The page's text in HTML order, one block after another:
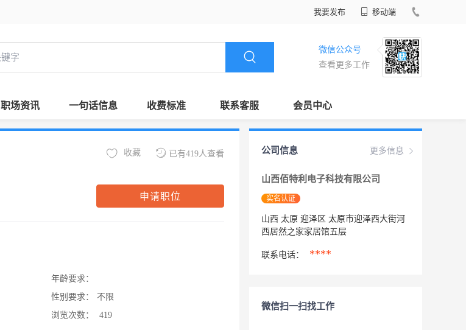
我要发布 移动端
微信公众号
查看更多工作
职场资讯 一句话信息 收费标准 联系客服 会员中心
已有419人查看
收藏
申请职位
年龄要求：
性别要求：
不限
浏览次数：
419
更多信息
公司信息
山西佰特利电子科技有限公司
实名认证
山西 太原 迎泽区 太原市迎泽西大街河
西居然之家家居馆五层
联系电话： ****
微信扫一扫找工作